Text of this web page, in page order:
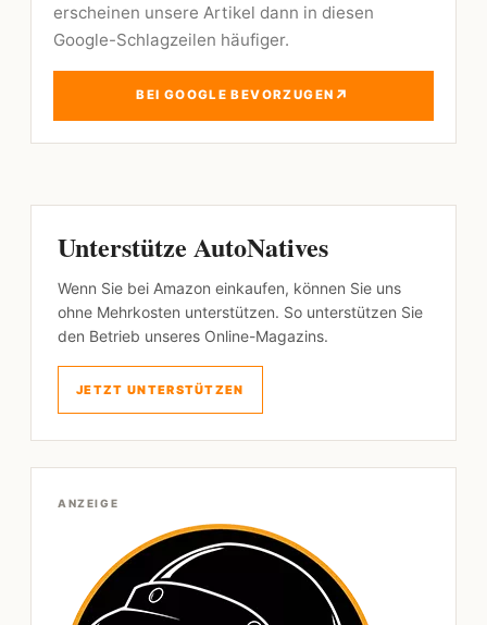
erscheinen unsere Artikel dann in diesen
Google-Schlagzeilen häufiger.
BEI GOOGLE BEVORZUGEN ↗
Unterstütze AutoNatives
Wenn Sie bei Amazon einkaufen, können Sie uns
ohne Mehrkosten unterstützen. So unterstützen Sie
den Betrieb unseres Online-Magazins.
JETZT UNTERSTÜTZEN
ANZEIGE